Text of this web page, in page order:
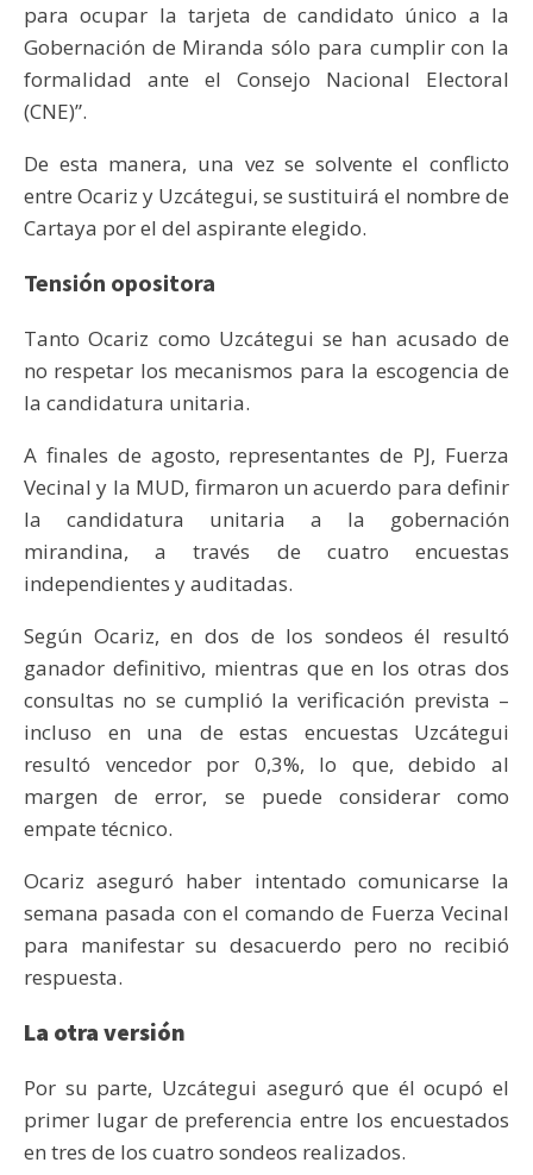
para ocupar la tarjeta de candidato único a la
Gobernación de Miranda sólo para cumplir con la
formalidad ante el Consejo Nacional Electoral
(CNE)”.
De esta manera, una vez se solvente el conflicto
entre Ocariz y Uzcátegui, se sustituirá el nombre de
Cartaya por el del aspirante elegido.
Tensión opositora
Tanto Ocariz como Uzcátegui se han acusado de
no respetar los mecanismos para la escogencia de
la candidatura unitaria.
A finales de agosto, representantes de PJ, Fuerza
Vecinal y la MUD, firmaron un acuerdo para definir
la candidatura unitaria a la gobernación
mirandina, a través de cuatro encuestas
independientes y auditadas.
Según Ocariz, en dos de los sondeos él resultó
ganador definitivo, mientras que en los otras dos
consultas no se cumplió la verificación prevista –
incluso en una de estas encuestas Uzcátegui
resultó vencedor por 0,3%, lo que, debido al
margen de error, se puede considerar como
empate técnico.
Ocariz aseguró haber intentado comunicarse la
semana pasada con el comando de Fuerza Vecinal
para manifestar su desacuerdo pero no recibió
respuesta.
La otra versión
Por su parte, Uzcátegui aseguró que él ocupó el
primer lugar de preferencia entre los encuestados
en tres de los cuatro sondeos realizados.